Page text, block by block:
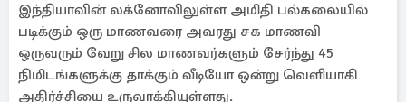
இந்தியாவின் லக்னோவிலுள்ள அமிதி பல்கலையில்
படிக்கும் ஒரு மாணவரை அவரது சக மாணவி
ஒருவரும் வேறு சில மாணவர்களும் சேர்ந்து 45
நிமிடங்களுக்கு தாக்கும் வீடியோ ஒன்று வெளியாகி
அதிர்ச்சியை உருவாக்கியுள்ளது.